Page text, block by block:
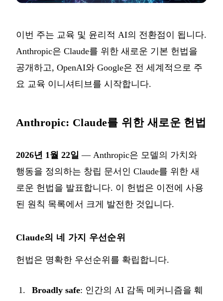
이번 주는 교육 및 윤리적 AI의 전환점이 됩니다.
Anthropic은 Claude를 위한 새로운 기본 헌법을
공개하고, OpenAI와 Google은 전 세계적으로 주
요 교육 이니셔티브를 시작합니다.
Anthropic: Claude를 위한 새로운 헌법
2026년 1월 22일 — Anthropic은 모델의 가치와
행동을 정의하는 창립 문서인 Claude를 위한 새
로운 헌법 을 발표합니다. 이 헌법은 이전에 사용
된 원칙 목록에서 크게 발전한 것입니다.
Claude의 네 가지 우선순위
헌법은 명확한 우선순위를 확립합니다.
Broadly safe: 인간의 AI 감독 메커니즘을 훼